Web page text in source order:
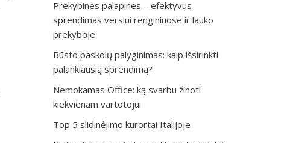
Prekybines palapines – efektyvus
sprendimas verslui renginiuose ir lauko
prekyboje
Būsto paskolų palyginimas: kaip išsirinkti
palankiausią sprendimą?
Nemokamas Office: ką svarbu žinoti
kiekvienam vartotojui
Top 5 slidinėjimo kurortai Italijoje